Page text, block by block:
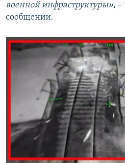
военной инфраструктуры», –
сообщении.